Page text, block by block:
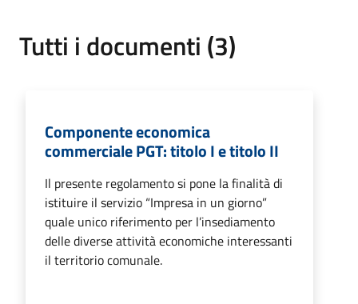
Tutti i documenti (3)
Componente economica
commerciale PGT: titolo I e titolo II
Il presente regolamento si pone la finalità di
istituire il servizio “Impresa in un giorno”
quale unico riferimento per l’insediamento
delle diverse attività economiche interessanti
il territorio comunale.